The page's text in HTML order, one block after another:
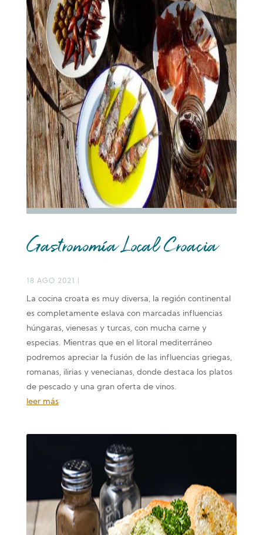
Gastronomía Local Croacia
18 AGO 2021
La cocina croata es muy diversa, la región continental
es completamente eslava con marcadas influencias
húngaras, vienesas y turcas, con mucha carne y
especias. Mientras que en el litoral mediterráneo
podremos apreciar la fusión de las influencias griegas,
romanas, ilirias y venecianas, donde destaca los platos
de pescado y una gran oferta de vinos.
leer más